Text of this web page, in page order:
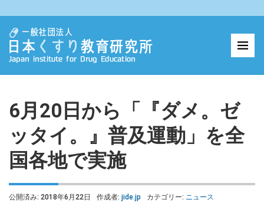
6月20日から「『ダメ。ゼ
ッタイ。』普及運動」を全
国各地で実施
公開済み: 2018年6月22日 作成者: jide.jp カテゴリー: ニュース